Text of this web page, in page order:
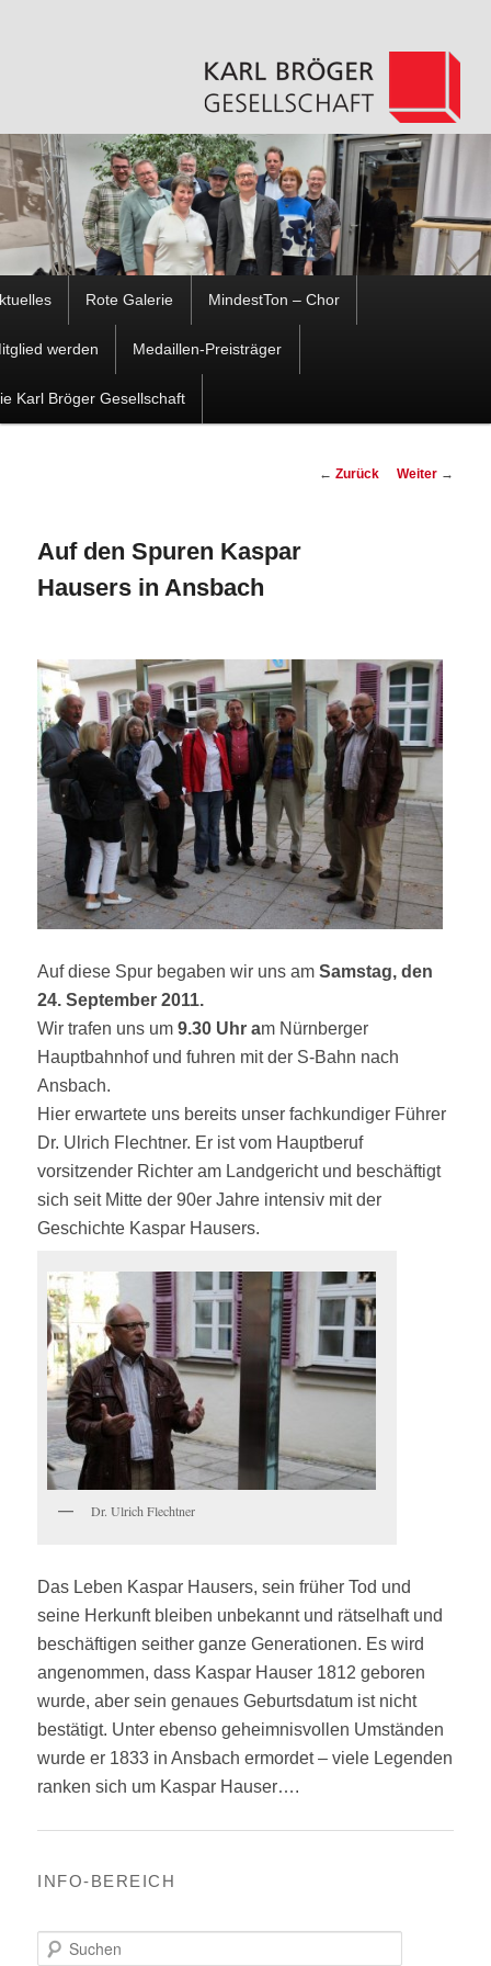
Zum
wechseln
Zum
Inhalt
Rote Galerie MindestTon – Chor
werden Medaillen-Preisträger
Karl Bröger Gesellschaft
Beitragsnavigation
← Zurück Weiter →
Auf den Spuren Kaspar
Hausers in Ansbach
Auf diese Spur begaben wir uns amSamstag, den
24. September 2011.
Wir trafen uns um9.30 Uhr am Nürnberger
Hauptbahnhof und fuhren mit der S-Bahn nach
Ansbach.
Hier erwartete uns bereits unser fachkundiger Führer
Dr. Ulrich Flechtner. Er ist vom Hauptberuf
vorsitzender Richter am Landgericht und beschäftigt
sich seit Mitte der 90er Jahre intensiv mit der
Geschichte Kaspar Hausers.
Dr. Ulrich Flechtner
Das Leben Kaspar Hausers, sein früher Tod und
seine Herkunft bleiben unbekannt und rätselhaft und
beschäftigen seither ganze Generationen. Es wird
angenommen, dass Kaspar Hauser 1812 geboren
wurde, aber sein genaues Geburtsdatum ist nicht
bestätigt. Unter ebenso geheimnisvollen Umständen
wurde er 1833 in Ansbach ermordet – viele Legenden
ranken sich um Kaspar Hauser….
INFO-BEREICH
u